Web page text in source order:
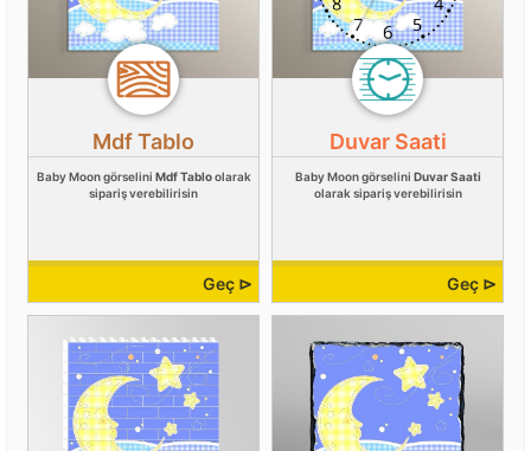
Mdf Tablo
Baby Moon görselini Mdf Tabloolarak
sipariş verebilirisin
Geç ⊳
Duvar Saati
Baby Moon görselini Duvar Saati
olarak sipariş verebilirisin
Geç ⊳